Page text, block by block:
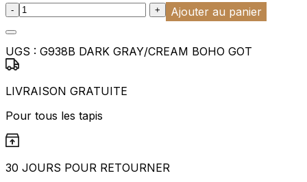
:product_name quantity
- + Ajouter au panier
UGS : G938B DARK GRAY/CREAM BOHO GOT
LIVRAISON GRATUITE
Pour tous les tapis
30 JOURS POUR RETOURNER